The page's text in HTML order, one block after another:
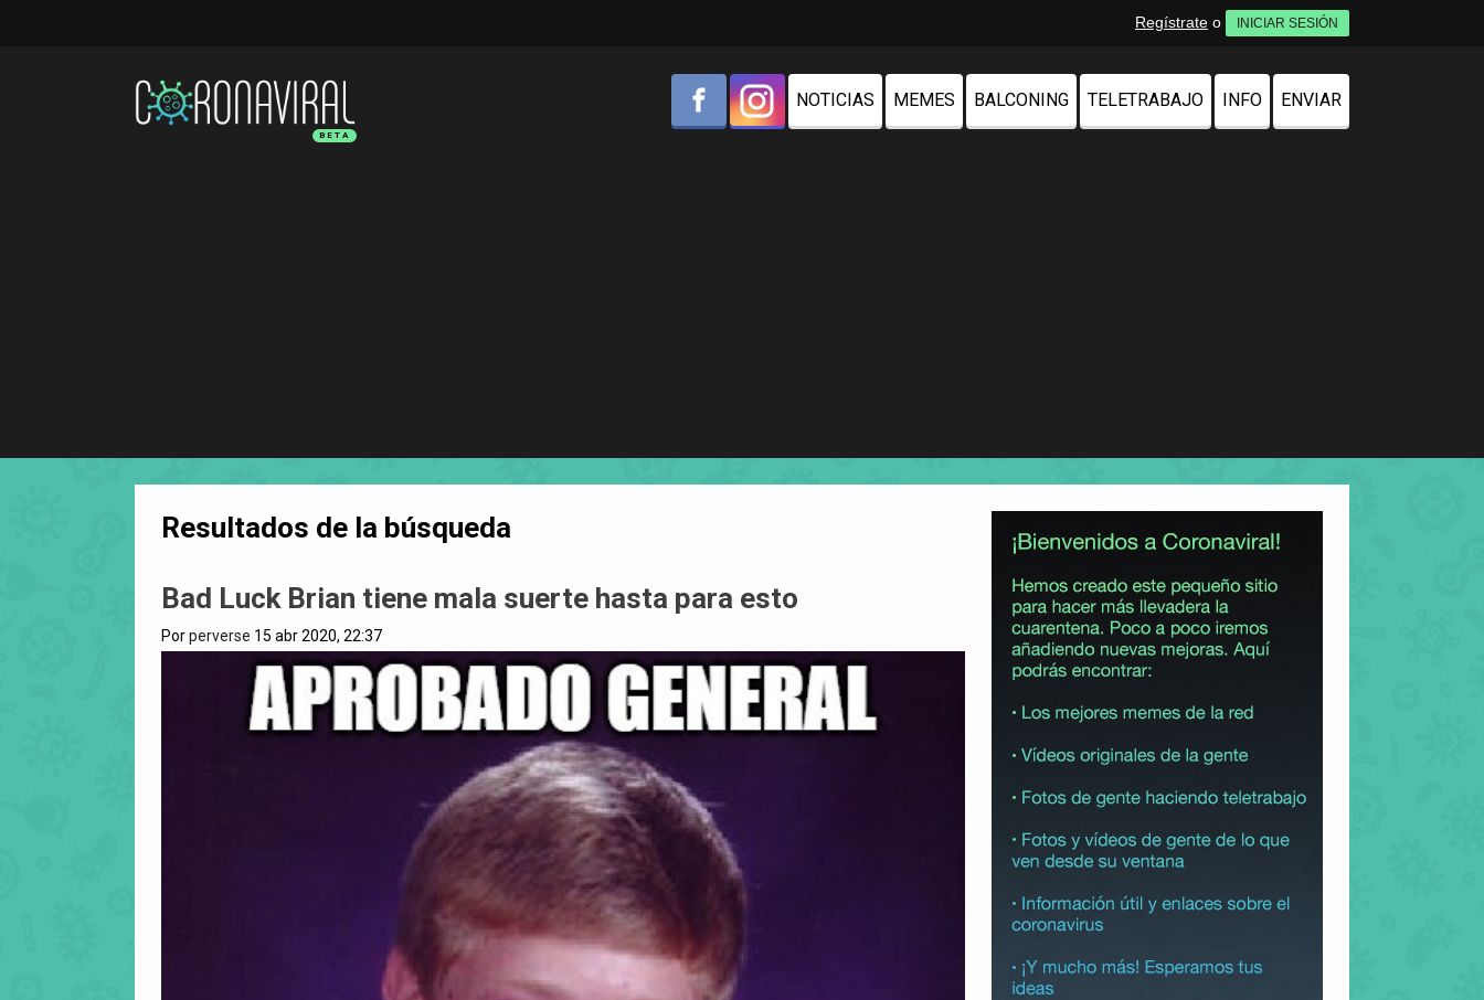
Regístrate o INICIAR SESIÓN
NOTICIAS MEMES BALCONING TELETRABAJO INFO ENVIAR
Resultados de la búsqueda
Bad Luck Brian tiene mala suerte hasta para esto
Porperverse 15 abr 2020, 22:37